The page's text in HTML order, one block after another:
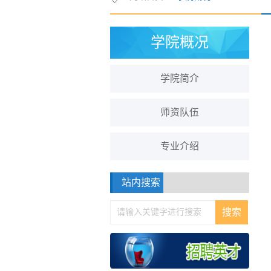
学院概况
学院简介
师资队伍
专业介绍
站内搜索